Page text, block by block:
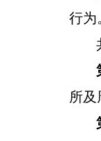
行为
所及